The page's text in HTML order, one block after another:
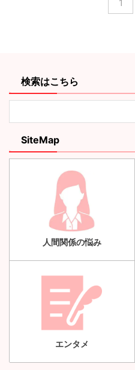
1
検索はこちら
SiteMap
人間関係の悩み
エンタメ